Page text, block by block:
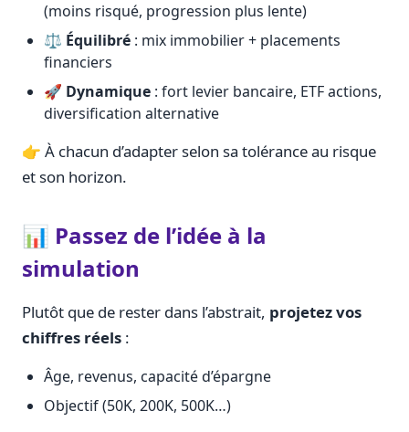
(moins risqué, progression plus lente)
⚖️ Équilibré : mix immobilier + placements
financiers
🚀 Dynamique : fort levier bancaire, ETF actions,
diversification alternative
👉 À chacun d’adapter selon sa tolérance au risque
et son horizon.
📊 Passez de l’idée à la
simulation
Plutôt que de rester dans l’abstrait, projetez vos
chiffres réels :
Âge, revenus, capacité d’épargne
Objectif (50K, 200K, 500K…)